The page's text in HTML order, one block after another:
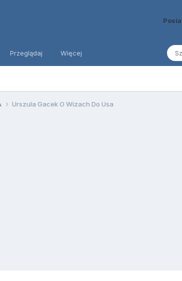
Przeglądaj Więcej
Urszula Gacek O Wizach Do Usa